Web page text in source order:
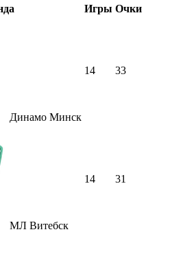
Игры Очки
Динамо Минск
14 33
МЛ Витебск
14 31